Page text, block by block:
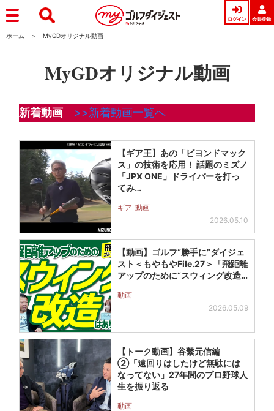
ログイン 会員登録
ホーム MyGDオリジナル動画
MyGDオリジナル動画
新着動画 >>新着動画一覧へ
【ギア王】あの「ビヨンドマック
ス」の技術を応用！ 話題のミズノ
「JPX ONE」ドライバーを打っ
てみ…
ギア 動画
2026.05.10
【動画】ゴルフ“勝手に”ダイジェ
スト＜もやもやFile.27＞「飛距離
アップのために“スウィング改造…
動画
2026.05.09
【トーク動画】谷繫元信編
②「遠回りはしたけど無駄には
なってない」27年間のプロ野球人
生を振り返る
動画